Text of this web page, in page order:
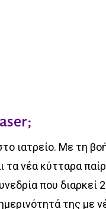
ιατρείο. Με τη
τα νέα κύτταρα
που διαρκεί
της με